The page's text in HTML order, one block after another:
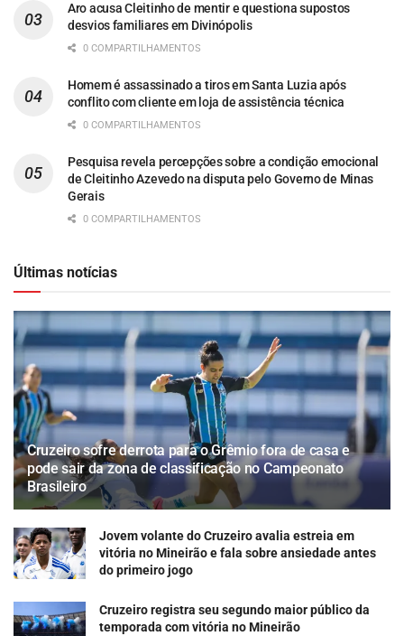
Aro acusa Cleitinho de mentir e questiona supostos
desvios familiares em Divinópolis
0 COMPARTILHAMENTOS
Homem é assassinado a tiros em Santa Luzia após
conflito com cliente em loja de assistência técnica
0 COMPARTILHAMENTOS
Pesquisa revela percepções sobre a condição emocional
de Cleitinho Azevedo na disputa pelo Governo de Minas
Gerais
0 COMPARTILHAMENTOS
Últimas notícias
Cruzeiro sofre derrota para o Grêmio fora de casa e
pode sair da zona de classificação no Campeonato
Brasileiro
Jovem volante do Cruzeiro avalia estreia em
vitória no Mineirão e fala sobre ansiedade antes
do primeiro jogo
Cruzeiro registra seu segundo maior público da
temporada com vitória no Mineirão